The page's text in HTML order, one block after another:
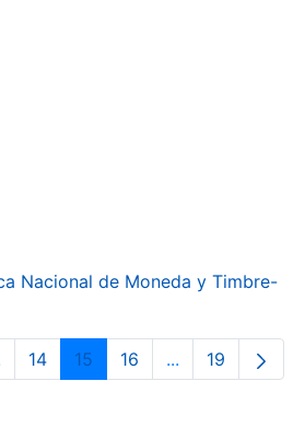
Nacional de Moneda y Timbre-
Pages Use TAB to
Orrialdea
14 Orrialdea
15 Orrialdea
16 ...Intermediate
Orrialdea
19